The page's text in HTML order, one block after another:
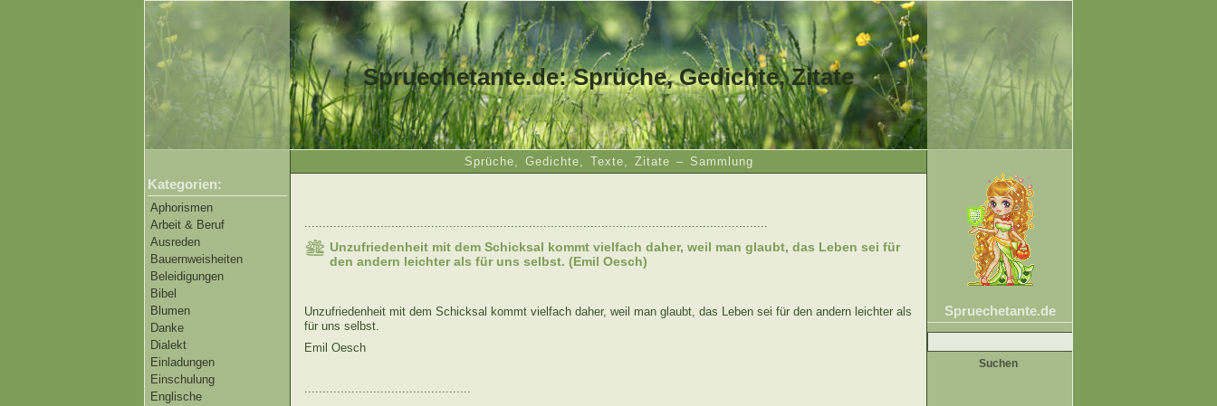
Spruechetante.de: Sprüche, Gedichte, Zitate
Sprüche, Gedichte, Texte, Zitate – Sammlung
Kategorien:
Aphorismen
Arbeit & Beruf
Ausreden
Bauernweisheiten
Beleidigungen
Bibel
Blumen
Danke
Dialekt
Einladungen
Einschulung
Englische
Spruechetante.de
Suche
nach:
................................................................................................................................
Unzufriedenheit mit dem Schicksal kommt vielfach daher, weil man glaubt, das Leben sei für
den andern leichter als für uns selbst. (Emil Oesch)
Unzufriedenheit mit dem Schicksal kommt vielfach daher, weil man glaubt, das Leben sei für den andern leichter als
für uns selbst.
Emil Oesch